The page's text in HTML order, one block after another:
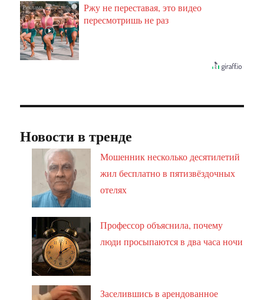
i
Ржу не переставая, это видео
пересмотришь не раз
Новости в тренде
Мошенник несколько десятилетий
жил бесплатно в пятизвёздочных
отелях
Профессор объяснила, почему
люди просыпаются в два часа ночи
Заселившись в арендованное